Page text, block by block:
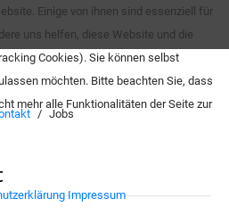
Jobs
Einige von ihnen sind essenziell für
uns helfen, diese Website und die
Cookies). Sie können selbst
möchten. Bitte beachten Sie, dass
mehr alle Funktionalitäten der Seite zur
Impressum